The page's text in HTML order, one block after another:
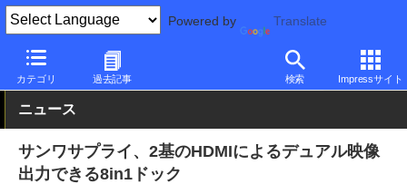
Powered by Translate
カテゴリ 過去記事 検索 Impressサイト
PC Watch 半導体/周辺機器 その他
ニュース
サンワサプライ、2基のHDMIによるデュアル映像
出力できる8in1ドック